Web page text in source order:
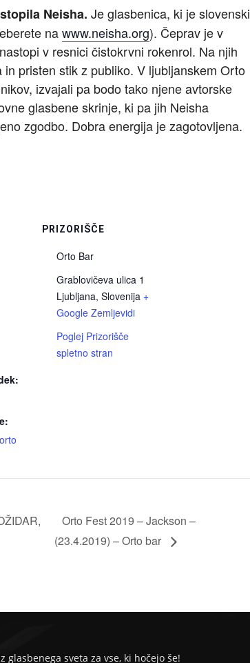
Neisha. Je glasbenica, ki je slovenski
nawww.neisha.org). Čeprav je v
v resnici čistokrvni rokenrol. Na njih
pristen stik z publiko. V ljubljanskem Orto
izvajali pa bodo tako njene avtorske
glasbene skrinje, ki pa jih Neisha
zgodbo. Dobra energija je zagotovljena.
orto
PRIZORIŠČE
Orto Bar
Grablovičeva ulica 1
Ljubljana, Slovenija +
Google Zemljevidi
Poglej Prizorišče
spletno stran
Orto Fest 2019 – Jackson –
(23.4.2019) – Orto bar
glasbenega sveta za vse, ki hočejo še!